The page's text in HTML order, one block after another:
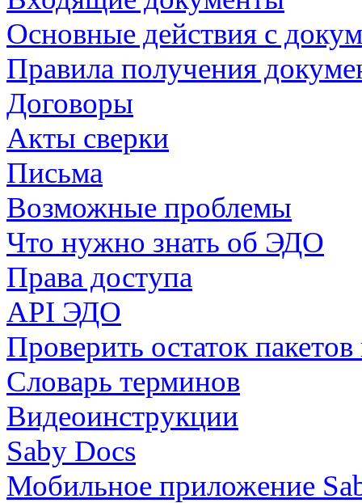
Основные действия с
Правила получения
Договоры
Акты сверки
Письма
Возможные проблемы
Что нужно знать об ЭДО
Права доступа
API ЭДО
Проверить остаток
Словарь терминов
Видеоинструкции
Saby Docs
Мобильное приложение